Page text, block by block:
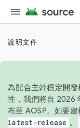
說明文件
為配合主幹穩定開
性，我們將自 2026
布至 AOSP。如要
latest-release 。